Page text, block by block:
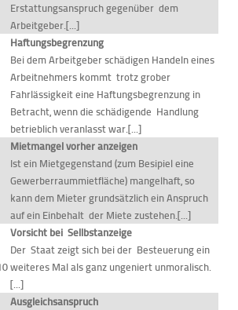
Erstattungsanspruch gegenüber dem
Arbeitgeber.[...]
Haftungsbegrenzung
Bei dem Arbeitgeber schädigen Handeln eines
Arbeitnehmers kommt trotz grober
Fahrlässigkeit eine Haftungsbegrenzung in
Betracht, wenn die schädigende Handlung
betrieblich veranlasst war.[...]
Mietmangel vorher anzeigen
Ist ein Mietgegenstand (zum Besipiel eine
Gewerberraummietfläche) mangelhaft, so
kann dem Mieter grundsätzlich ein Anspruch
auf ein Einbehalt der Miete zustehen.[...]
Vorsicht bei Sellbstanzeige
Der Staat zeigt sich bei der Besteuerung ein
weiteres Mal als ganz ungeniert unmoralisch.
[...]
Ausgleichsanspruch